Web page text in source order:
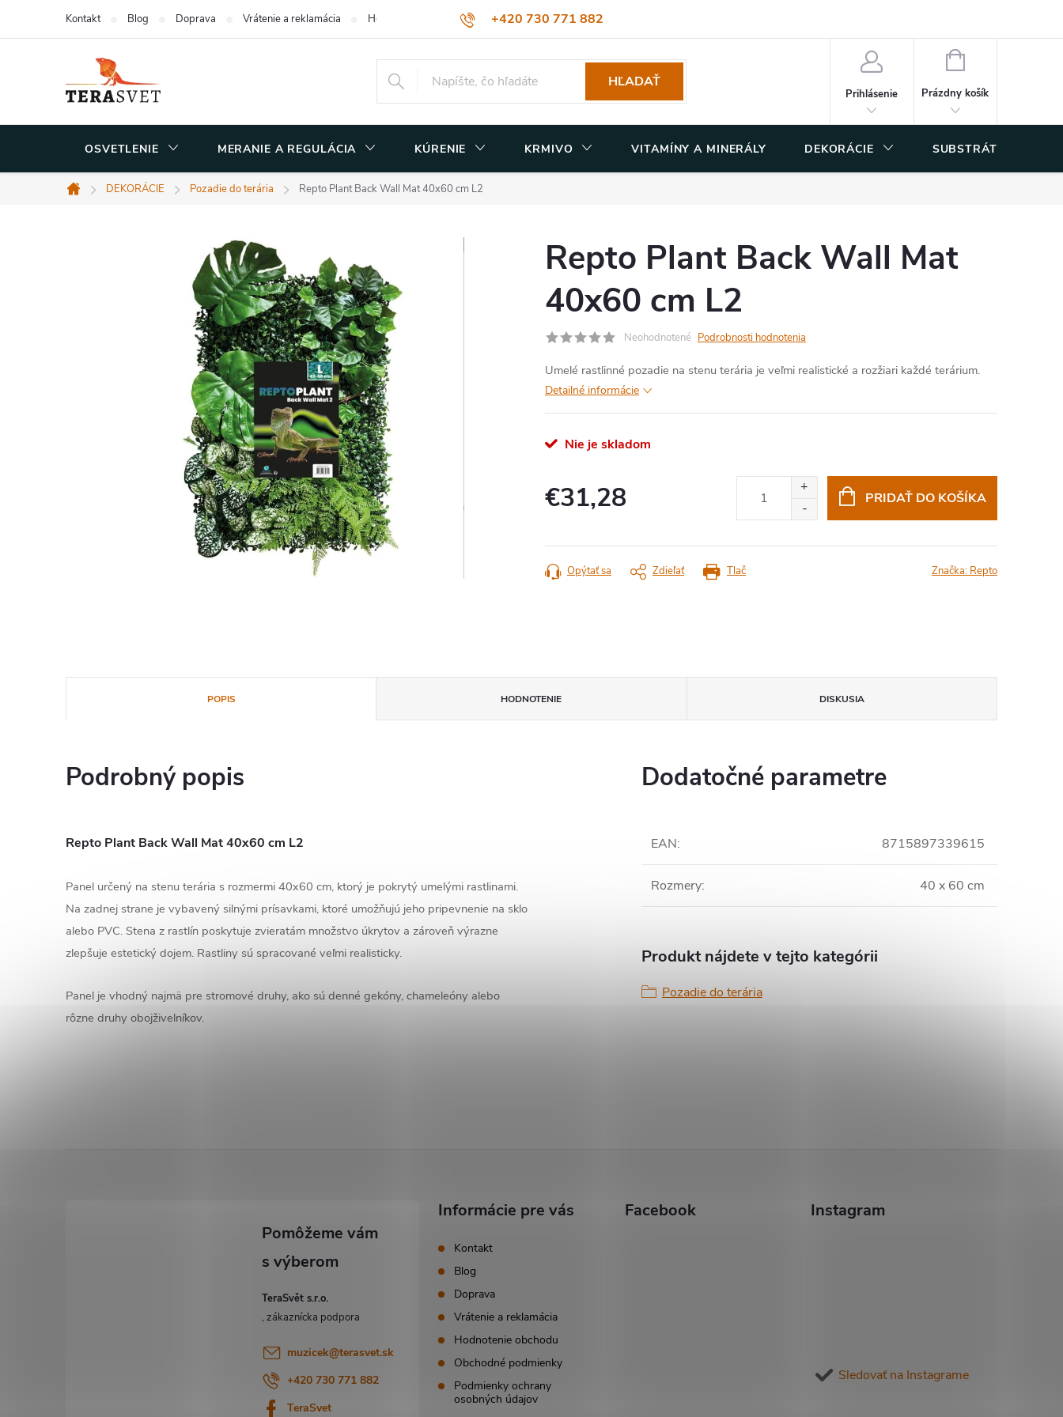
+420 730 771 882
muzicek@terasvet.sk
Kontakt Blog Doprava Vrátenie a reklamácia Hodnotenie obchodu Obchodné podmienky
HĽADAŤ
Prihlásenie
NÁKUPNÝ
Prázdny košík
OSVETLENIE MERANIE A REGULÁCIA KÚRENIE KRMIVO VITAMÍNY A MINERÁLY DEKORÁCIE SUBSTRÁTY
Domov
DEKORÁCIE Pozadie do terária Repto Plant Back Wall Mat 40x60 cm L2
Repto Plant Back Wall Mat
40x60 cm L2
Neohodnotené Podrobnosti hodnotenia
Umelé rastlinné pozadie na stenu terária je veľmi realistické a rozžiari každé terárium.
Detailné informácie
Nie je skladom
€31,28 PRIDAŤ DO KOŠÍKA
Tlač
Opýtať sa Zdieľať Značka: Repto
POPIS HODNOTENIE DISKUSIA
Podrobný popis
Repto Plant Back Wall Mat 40x60 cm L2
Panel určený na stenu terária s rozmermi 40x60 cm, ktorý je pokrytý umelými rastlinami.
Na zadnej strane je vybavený silnými prísavkami, ktoré umožňujú jeho pripevnenie na sklo
alebo PVC. Stena z rastlín poskytuje zvieratám množstvo úkrytov a zároveň výrazne
zlepšuje estetický dojem. Rastliny sú spracované veľmi realisticky.
Panel je vhodný najmä pre stromové druhy, ako sú denné gekóny, chameleóny alebo
rôzne druhy obojživelníkov.
Dodatočné parametre
EAN: 8715897339615
Rozmery: 40 x 60 cm
Produkt nájdete v tejto kategórii
Pozadie do terária
TeraSvět s.r.o.
muzicek@terasvet.sk
+420 730 771 882
TeraSvet
Informácie pre vás
Kontakt
Blog
Doprava
Vrátenie a reklamácia
Hodnotenie obchodu
Obchodné podmienky
Podmienky ochrany
osobných údajov
Facebook Instagram
Sledovať na Instagrame